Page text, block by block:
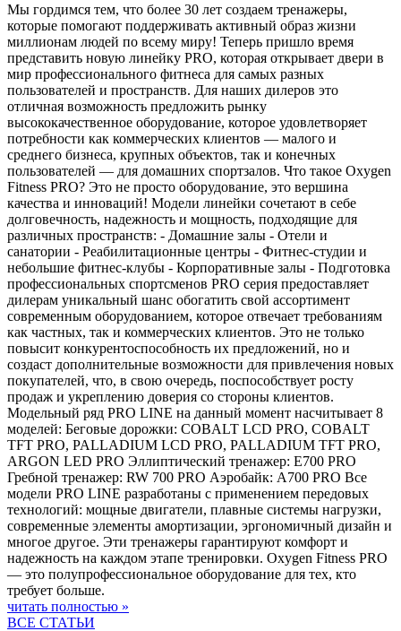
Мы гордимся тем, что более 30 лет создаем тренажеры,
которые помогают поддерживать активный образ жизни
миллионам людей по всему миру! Теперь пришло время
представить новую линейку PRO, которая открывает двери в
мир профессионального фитнеса для самых разных
пользователей и пространств. Для наших дилеров это
отличная возможность предложить рынку
высококачественное оборудование, которое удовлетворяет
потребности как коммерческих клиентов — малого и
среднего бизнеса, крупных объектов, так и конечных
пользователей — для домашних спортзалов. Что такое Oxygen
Fitness PRO? Это не просто оборудование, это вершина
качества и инноваций! Модели линейки сочетают в себе
долговечность, надежность и мощность, подходящие для
различных пространств: - Домашние залы - Отели и
санатории - Реабилитационные центры - Фитнес-студии и
небольшие фитнес-клубы - Корпоративные залы - Подготовка
профессиональных спортсменов PRO серия предоставляет
дилерам уникальный шанс обогатить свой ассортимент
современным оборудованием, которое отвечает требованиям
как частных, так и коммерческих клиентов. Это не только
повысит конкурентоспособность их предложений, но и
создаст дополнительные возможности для привлечения новых
покупателей, что, в свою очередь, поспособствует росту
продаж и укреплению доверия со стороны клиентов.
Модельный ряд PRO LINE на данный момент насчитывает 8
моделей: Беговые дорожки: COBALT LCD PRO, COBALT
TFT PRO, PALLADIUM LCD PRO, PALLADIUM TFT PRO,
ARGON LED PRO Эллиптический тренажер: E700 PRO
Гребной тренажер: RW 700 PRO Аэробайк: A700 PRO Все
модели PRO LINE разработаны с применением передовых
технологий: мощные двигатели, плавные системы нагрузки,
современные элементы амортизации, эргономичный дизайн и
многое другое. Эти тренажеры гарантируют комфорт и
надежность на каждом этапе тренировки. Oxygen Fitness PRO
— это полупрофессиональное оборудование для тех, кто
требует больше.
читать полностью »
ВСЕ СТАТЬИ